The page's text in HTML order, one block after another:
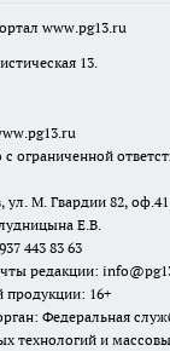
www.pg13.ru
13.
ограниченной
ул. М. Гвардии 82,
Е.В.
443 83 63
редакции:
16+
Федеральная
технологий и